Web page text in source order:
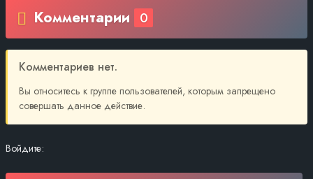
Комментарии 0
Комментариев нет.
Вы относитесь к группе пользователей, которым запрещено
совершать данное действие.
Войдите: